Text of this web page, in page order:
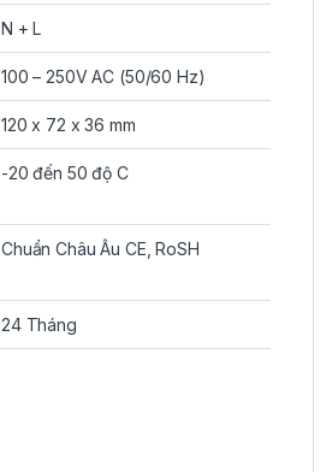
N + L
100 – 250V AC (50/60 Hz)
120 x 72 x 36 mm
-20 đến 50 độ C
Chuẩn Châu Âu CE, RoSH
24 Tháng